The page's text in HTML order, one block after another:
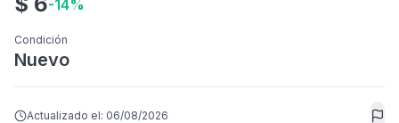
-14%
Condición
Nuevo
Actualizado el: 06/08/2026